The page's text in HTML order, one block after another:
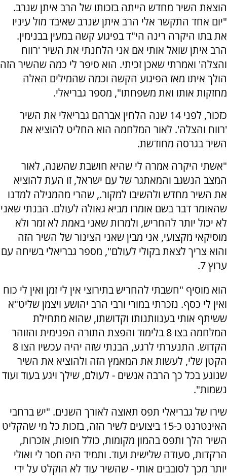
הוצאת השיר מחדש הייתה בזכותו של הרב איתן שנרב.
"יום אחד התקשר אלי הרב איתן שנרב שאיבד מול עיניו
את בתו היקרה רינה הי"ד בפיגוע קשה במעין בבנימין.
הרב איתן שואל אותי אם אני הלחנתי את השיר 'רווח
והצלה' ואמרתי שאכן זכיתי. הוא סיפר לי כמה שהשיר הזה
הולך איתו מאז הפיגוע הקשה וכמה שהמילים האלה
מחזקות אותו ואת משפחתו", מספר גבריאלי.
כזכור, לפני 14 שנה הלחין אברהם גבריאלי את השיר
'רווח והצלה'. לאור המלחמה הוא החליט להוציא את
השיר בגרסה מחודשת.
"אשתי היקרה אמרה לי שהיא חושבת שהשנה, לאור
המצב הנשגב והמאתגר של עם ישראל, זו העת להוציא
את השיר מחדש ולהשיבו למקור., שהרי מהמגילה למדנו
שהאומר דבר בשם אומרו מביא גאולה לעולם. הבנתי שאני
לא יכול יותר להחריש, ולמרות שאני באמת לא זמר ולא
מוסיקאי מקצועי, אני מבין שאני הצינור של השיר הזה
והוא צריך לצאת בקולי לעולם", מספר גבריאלי בשיחה עם
ערוץ 7.
הוא מוסיף "חשבתי להחריש בתירוצי אין לי זמן ואין לי כוח
ואין לי כסף. נזכרתי במורי ורבי הרב יהושע ויצמן שליט"א
ששיתף אותי בענוותנותו וקדושתו, שהוא מתחילת
המלחמה בצו 8 בלימוד והפצת התורה הפנימית והזוהר
הקדוש. התנערתי לרגע, הבנתי שזה יהיה עכשיו הצו 8
הקטן שלי, לעשות את המאמץ הזה ולהוציא את השיר
שנוגע בכל כך הרבה אנשים - לעולם, שילך ויגע בעוד ועוד
נשמות".
שירו של גבריאלי תפס תאוצה לאורך השנים. "יש ברחבי
האינטרנט כ-15 ביצועים לשיר הזה, בזכות כל מי שהקליט
השיר הלך ותפס בהמון מקומות, כולל חופות, אזכרות,
הרקדות, סעודה שלישית ועוד. ותמיד היה חסר לי ואולי
יותר מכך לסובבים אותי - שהשיר עוד לא הוקלט על ידי